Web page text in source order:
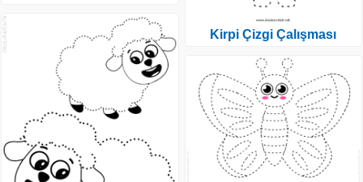
Kirpi Çizgi Çalışması